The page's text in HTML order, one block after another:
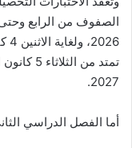
2027.
أما الفصل الدراسي الثاني، فيبدأ